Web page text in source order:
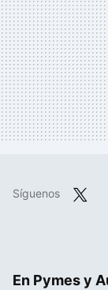
Síguenos
En Pymes y